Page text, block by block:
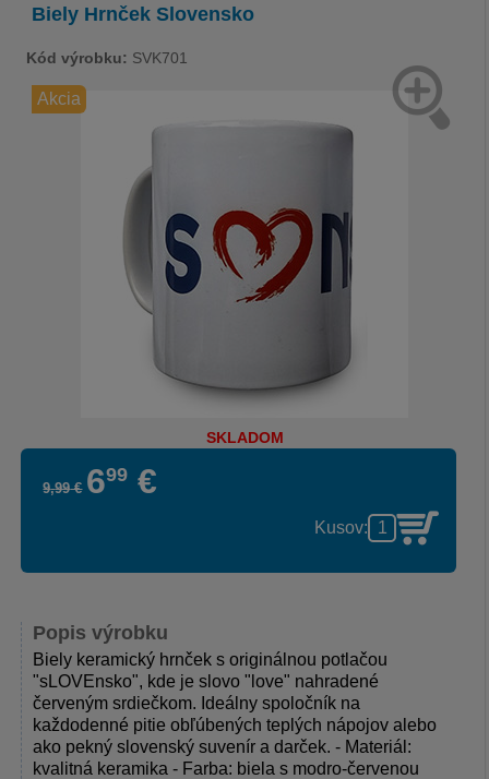
Biely Hrnček Slovensko
Kód výrobku: SVK701
Akcia
SKLADOM
Popis výrobku
Biely keramický hrnček s originálnou potlačou
"sLOVEnsko", kde je slovo "love" nahradené
červeným srdiečkom. Ideálny spoločník na
každodenné pitie obľúbených teplých nápojov alebo
ako pekný slovenský suvenír a darček. - Materiál:
kvalitná keramika - Farba: biela s modro-červenou
9,99€ 699 €
Kusov: